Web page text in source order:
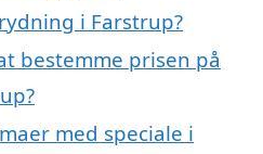
i Farstrup?
bestemme prisen på
med speciale i